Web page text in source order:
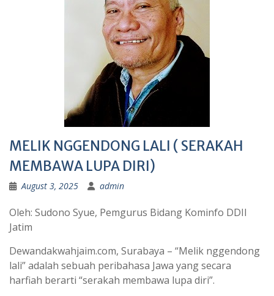
MELIK NGGENDONG LALI ( SERAKAH
MEMBAWA LUPA DIRI)
August 3, 2025 admin
Oleh: Sudono Syue, Pemgurus Bidang Kominfo DDII
Jatim
Dewandakwahjaim.com, Surabaya – “Melik nggendong
lali” adalah sebuah peribahasa Jawa yang secara
harfiah berarti “serakah membawa lupa diri”.